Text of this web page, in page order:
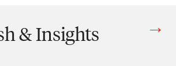
& Insights
tutti gli articoli di Newsflash & Insights